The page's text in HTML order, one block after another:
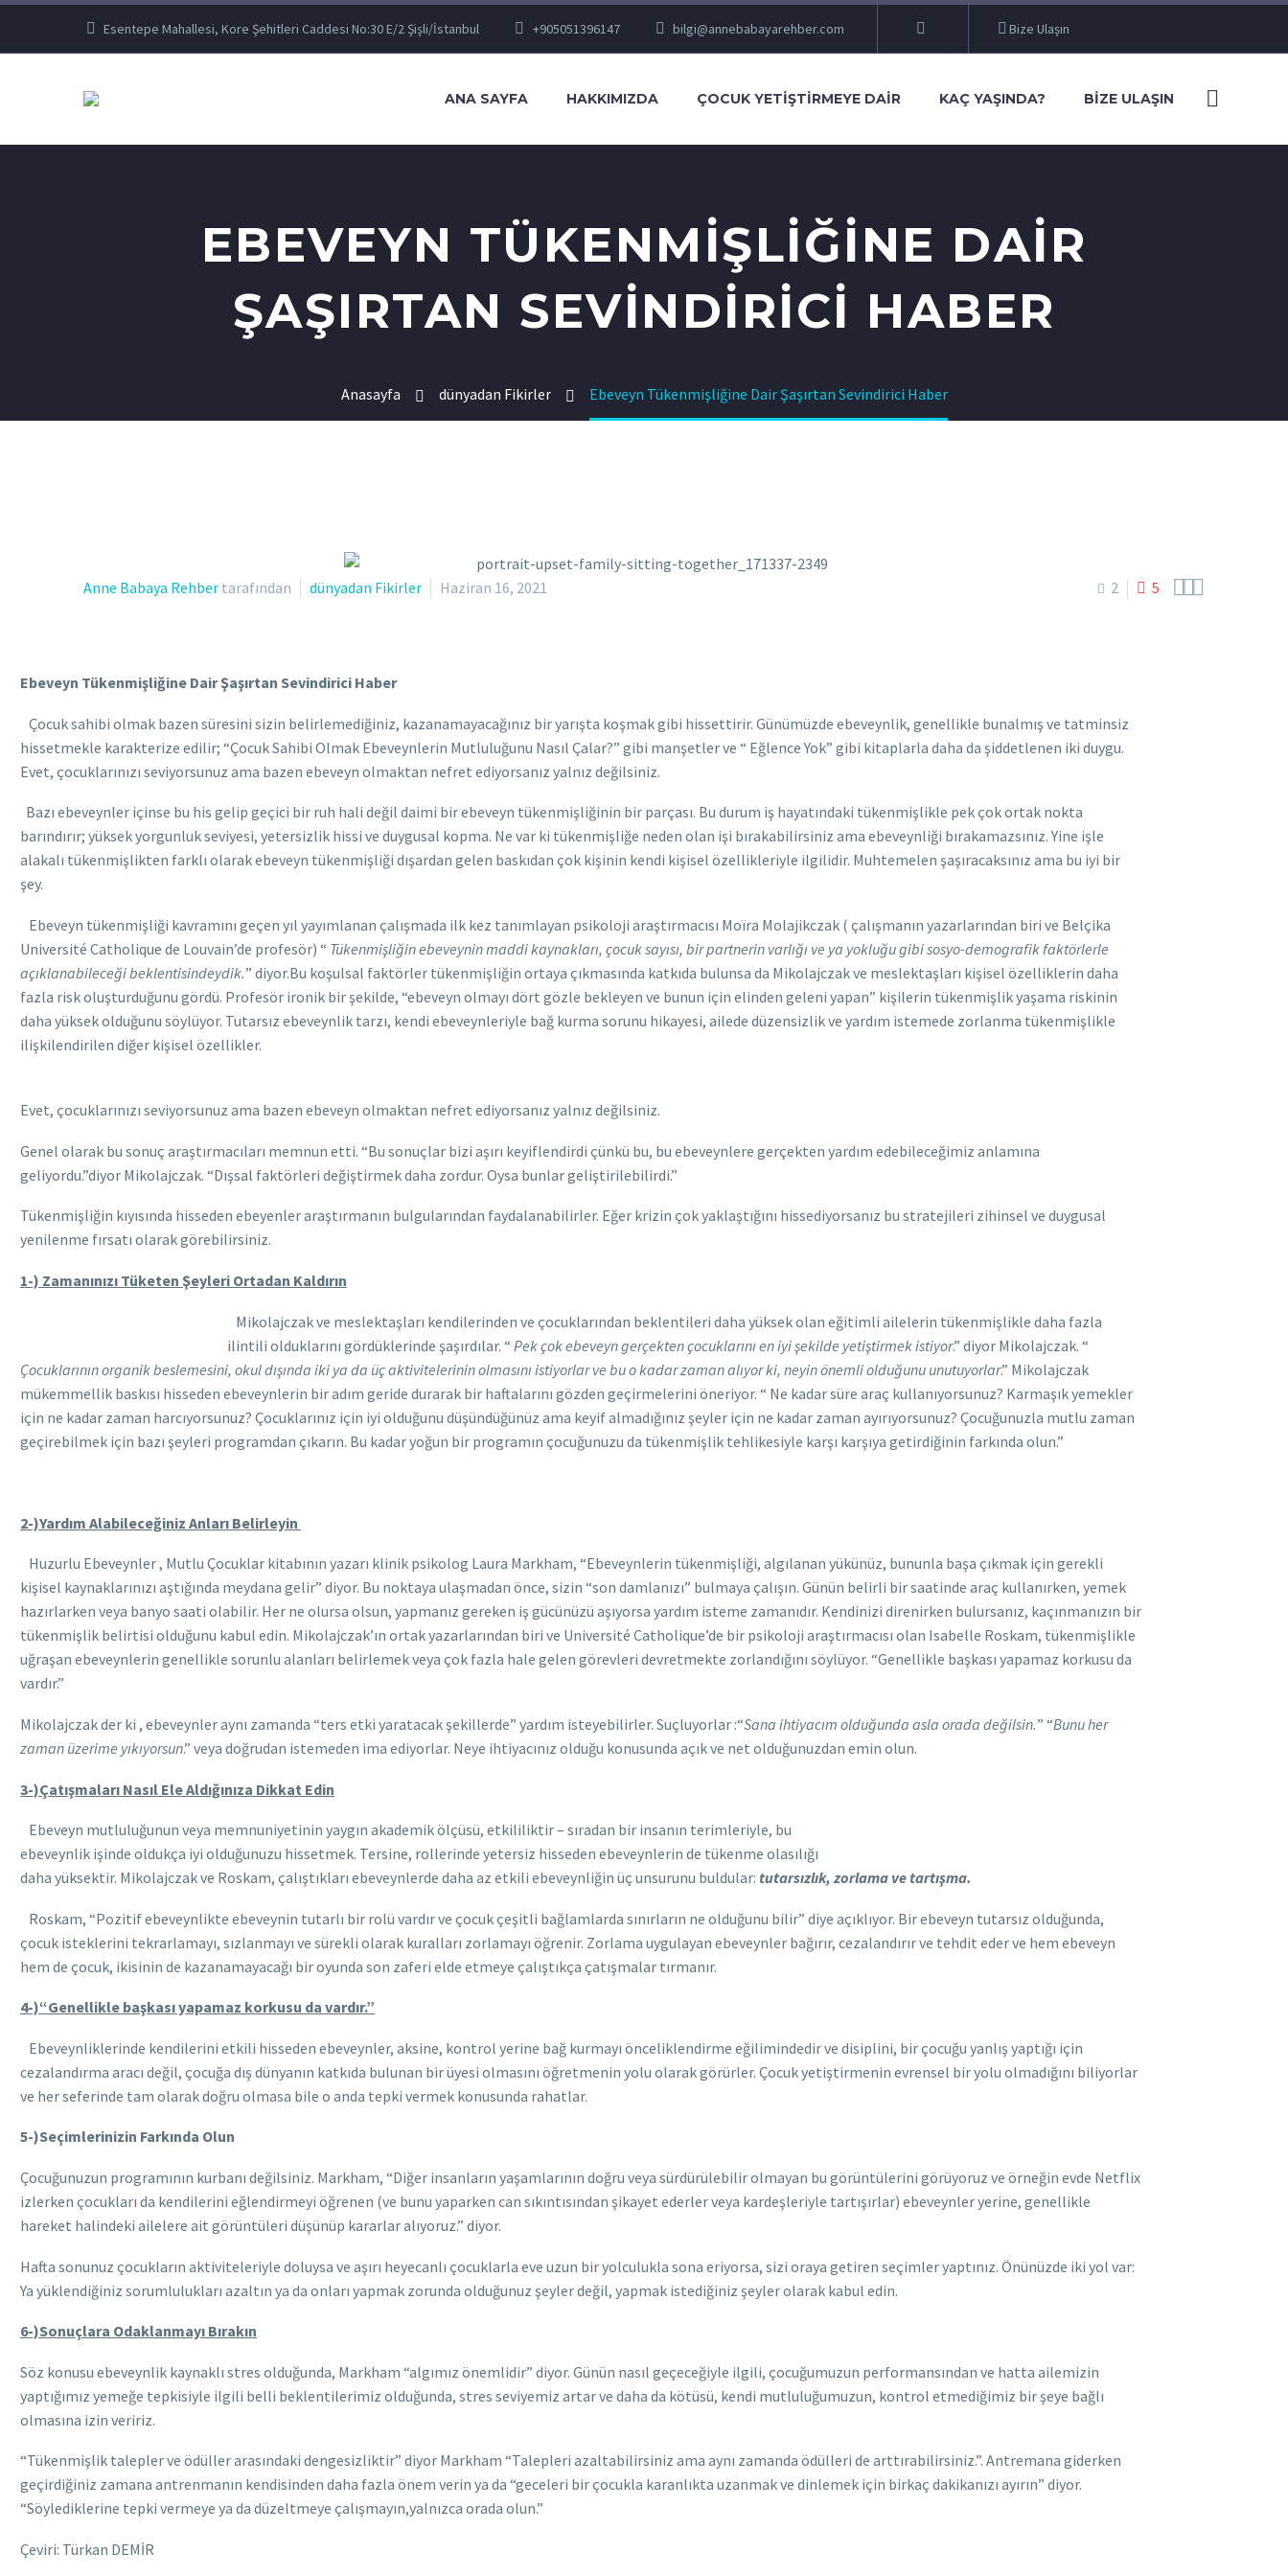
Esentepe Mahallesi, Kore Şehitleri Caddesi No:30 E/2 Şişli/İstanbul +905051396147 bilgi@annebabayarehber.com Bize Ulaşın
ANA SAYFA HAKKIMIZDA ÇOCUK YETIŞTIRMEYE DAIR KAÇ YAŞINDA? BIZE ULAŞIN
EBEVEYN TÜKENMIŞLIĞINE DAIR
ŞAŞIRTAN SEVINDIRICI HABER
Anasayfa dünyadan Fikirler Ebeveyn Tükenmişliğine Dair Şaşırtan Sevindirici Haber
2 5 
Anne Babaya Rehber tarafından dünyadan Fikirler Haziran 16, 2021
Ebeveyn Tükenmişliğine Dair Şaşırtan Sevindirici Haber
Çocuk sahibi olmak bazen süresini sizin belirlemediğiniz, kazanamayacağınız bir yarışta koşmak gibi hissettirir. Günümüzde ebeveynlik, genellikle bunalmış ve tatminsiz
hissetmekle karakterize edilir; “Çocuk Sahibi Olmak Ebeveynlerin Mutluluğunu Nasıl Çalar?” gibi manşetler ve “ Eğlence Yok” gibi kitaplarla daha da şiddetlenen iki duygu.
Evet, çocuklarınızı seviyorsunuz ama bazen ebeveyn olmaktan nefret ediyorsanız yalnız değilsiniz.
Bazı ebeveynler içinse bu his gelip geçici bir ruh hali değil daimi bir ebeveyn tükenmişliğinin bir parçası. Bu durum iş hayatındaki tükenmişlikle pek çok ortak nokta
barındırır; yüksek yorgunluk seviyesi, yetersizlik hissi ve duygusal kopma. Ne var ki tükenmişliğe neden olan işi bırakabilirsiniz ama ebeveynliği bırakamazsınız. Yine işle
alakalı tükenmişlikten farklı olarak ebeveyn tükenmişliği dışardan gelen baskıdan çok kişinin kendi kişisel özellikleriyle ilgilidir. Muhtemelen şaşıracaksınız ama bu iyi bir
şey.
Ebeveyn tükenmişliği kavramını geçen yıl yayımlanan çalışmada ilk kez tanımlayan psikoloji araştırmacısı Moïra Molajikczak ( çalışmanın yazarlarından biri ve Belçika
Université Catholique de Louvain’de profesör) “ Tükenmişliğin ebeveynin maddi kaynakları, çocuk sayısı, bir partnerin varlığı ve ya yokluğu gibi sosyo-demografik faktörlerle
açıklanabileceği beklentisindeydik.” diyor.Bu koşulsal faktörler tükenmişliğin ortaya çıkmasında katkıda bulunsa da Mikolajczak ve meslektaşları kişisel özelliklerin daha
fazla risk oluşturduğunu gördü. Profesör ironik bir şekilde, “ebeveyn olmayı dört gözle bekleyen ve bunun için elinden geleni yapan” kişilerin tükenmişlik yaşama riskinin
daha yüksek olduğunu söylüyor. Tutarsız ebeveynlik tarzı, kendi ebeveynleriyle bağ kurma sorunu hikayesi, ailede düzensizlik ve yardım istemede zorlanma tükenmişlikle
ilişkilendirilen diğer kişisel özellikler.
Evet, çocuklarınızı seviyorsunuz ama bazen ebeveyn olmaktan nefret ediyorsanız yalnız değilsiniz.
Genel olarak bu sonuç araştırmacıları memnun etti. “Bu sonuçlar bizi aşırı keyiflendirdi çünkü bu, bu ebeveynlere gerçekten yardım edebileceğimiz anlamına
geliyordu.”diyor Mikolajczak. “Dışsal faktörleri değiştirmek daha zordur. Oysa bunlar geliştirilebilirdi.”
Tükenmişliğin kıyısında hisseden ebeyenler araştırmanın bulgularından faydalanabilirler. Eğer krizin çok yaklaştığını hissediyorsanız bu stratejileri zihinsel ve duygusal
yenilenme fırsatı olarak görebilirsiniz.
1-) Zamanınızı Tüketen Şeyleri Ortadan Kaldırın
Mikolajczak ve meslektaşları kendilerinden ve çocuklarından beklentileri daha yüksek olan eğitimli ailelerin tükenmişlikle daha fazla
ilintili olduklarını gördüklerinde şaşırdılar. “ Pek çok ebeveyn gerçekten çocuklarını en iyi şekilde yetiştirmek istiyor.” diyor Mikolajczak. “
Çocuklarının organik beslemesini, okul dışında iki ya da üç aktivitelerinin olmasını istiyorlar ve bu o kadar zaman alıyor ki, neyin önemli olduğunu unutuyorlar.” Mikolajczak
mükemmellik baskısı hisseden ebeveynlerin bir adım geride durarak bir haftalarını gözden geçirmelerini öneriyor. “ Ne kadar süre araç kullanıyorsunuz? Karmaşık yemekler
için ne kadar zaman harcıyorsunuz? Çocuklarınız için iyi olduğunu düşündüğünüz ama keyif almadığınız şeyler için ne kadar zaman ayırıyorsunuz? Çocuğunuzla mutlu zaman
geçirebilmek için bazı şeyleri programdan çıkarın. Bu kadar yoğun bir programın çocuğunuzu da tükenmişlik tehlikesiyle karşı karşıya getirdiğinin farkında olun.”
2-)Yardım Alabileceğiniz Anları Belirleyin
Huzurlu Ebeveynler , Mutlu Çocuklar kitabının yazarı klinik psikolog Laura Markham, “Ebeveynlerin tükenmişliği, algılanan yükünüz, bununla başa çıkmak için gerekli
kişisel kaynaklarınızı aştığında meydana gelir” diyor. Bu noktaya ulaşmadan önce, sizin “son damlanızı” bulmaya çalışın. Günün belirli bir saatinde araç kullanırken, yemek
hazırlarken veya banyo saati olabilir. Her ne olursa olsun, yapmanız gereken iş gücünüzü aşıyorsa yardım isteme zamanıdır. Kendinizi direnirken bulursanız, kaçınmanızın bir
tükenmişlik belirtisi olduğunu kabul edin. Mikolajczak’ın ortak yazarlarından biri ve Université Catholique’de bir psikoloji araştırmacısı olan Isabelle Roskam, tükenmişlikle
uğraşan ebeveynlerin genellikle sorunlu alanları belirlemek veya çok fazla hale gelen görevleri devretmekte zorlandığını söylüyor. “Genellikle başkası yapamaz korkusu da
vardır.”
Mikolajczak der ki , ebeveynler aynı zamanda “ters etki yaratacak şekillerde” yardım isteyebilirler. Suçluyorlar :“Sana ihtiyacım olduğunda asla orada değilsin.” “Bunu her
zaman üzerime yıkıyorsun.” veya doğrudan istemeden ima ediyorlar. Neye ihtiyacınız olduğu konusunda açık ve net olduğunuzdan emin olun.
3-)Çatışmaları Nasıl EleAldığınıza Dikkat Edin
Ebeveyn mutluluğunun veya memnuniyetinin yaygın akademik ölçüsü, etkililiktir – sıradan bir insanın terimleriyle, bu
ebeveynlik işinde oldukça iyi olduğunuzu hissetmek. Tersine, rollerinde yetersiz hisseden ebeveynlerin de tükenme olasılığı
daha yüksektir. Mikolajczak ve Roskam, çalıştıkları ebeveynlerde daha az etkili ebeveynliğin üç unsurunu buldular: tutarsızlık, zorlama ve tartışma.
Roskam, “Pozitif ebeveynlikte ebeveynin tutarlı bir rolü vardır ve çocuk çeşitli bağlamlarda sınırların ne olduğunu bilir” diye açıklıyor. Bir ebeveyn tutarsız olduğunda,
çocuk isteklerini tekrarlamayı, sızlanmayı ve sürekli olarak kuralları zorlamayı öğrenir. Zorlama uygulayan ebeveynler bağırır, cezalandırır ve tehdit eder ve hem ebeveyn
hem de çocuk, ikisinin de kazanamayacağı bir oyunda son zaferi elde etmeye çalıştıkça çatışmalar tırmanır.
4-)“Genellikle başkası yapamaz korkusu da vardır.”
Ebeveynliklerinde kendilerini etkili hisseden ebeveynler, aksine, kontrol yerine bağ kurmayı önceliklendirme eğilimindedir ve disiplini, bir çocuğu yanlış yaptığı için
cezalandırma aracı değil, çocuğa dış dünyanın katkıda bulunan bir üyesi olmasını öğretmenin yolu olarak görürler. Çocuk yetiştirmenin evrensel bir yolu olmadığını biliyorlar
ve her seferinde tam olarak doğru olmasa bile o anda tepki vermek konusunda rahatlar.
5-)Seçimlerinizin Farkında Olun
Çocuğunuzun programının kurbanı değilsiniz. Markham, “Diğer insanların yaşamlarının doğru veya sürdürülebilir olmayan bu görüntülerini görüyoruz ve örneğin evde Netflix
izlerken çocukları da kendilerini eğlendirmeyi öğrenen (ve bunu yaparken can sıkıntısından şikayet ederler veya kardeşleriyle tartışırlar) ebeveynler yerine, genellikle
hareket halindeki ailelere ait görüntüleri düşünüp kararlar alıyoruz.” diyor.
Hafta sonunuz çocukların aktiviteleriyle doluysa ve aşırı heyecanlı çocuklarla eve uzun bir yolculukla sona eriyorsa, sizi oraya getiren seçimler yaptınız. Önünüzde iki yol var:
Ya yüklendiğiniz sorumlulukları azaltın ya da onları yapmak zorunda olduğunuz şeyler değil, yapmak istediğiniz şeyler olarak kabul edin.
6-)Sonuçlara Odaklanmayı Bırakın
Söz konusu ebeveynlik kaynaklı stres olduğunda, Markham “algımız önemlidir” diyor. Günün nasıl geçeceğiyle ilgili, çocuğumuzun performansından ve hatta ailemizin
yaptığımız yemeğe tepkisiyle ilgili belli beklentilerimiz olduğunda, stres seviyemiz artar ve daha da kötüsü, kendi mutluluğumuzun, kontrol etmediğimiz bir şeye bağlı
olmasına izin veririz.
“Tükenmişlik talepler ve ödüller arasındaki dengesizliktir” diyor Markham “Talepleri azaltabilirsiniz ama aynı zamanda ödülleri de arttırabilirsiniz.”. Antremana giderken
geçirdiğiniz zamana antrenmanın kendisinden daha fazla önem verin ya da “geceleri bir çocukla karanlıkta uzanmak ve dinlemek için birkaç dakikanızı ayırın” diyor.
“Söylediklerine tepki vermeye ya da düzeltmeye çalışmayın,yalnızca orada olun.”
Çeviri: Türkan DEMİR